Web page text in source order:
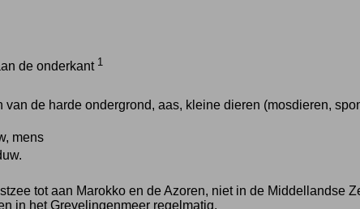
de onderkant 1
de harde ondergrond, aas, kleine dieren (mosdieren,
mens
tot aan Marokko en de Azoren, niet in de Middellandse
in het Grevelingenmeer regelmatig.